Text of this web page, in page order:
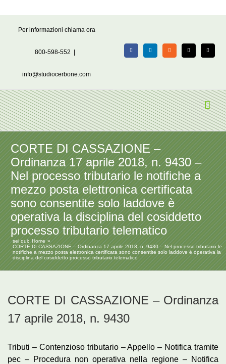
Per informazioni chiama ora
800-598-552
info@studiocerbone.com
FacebookLinkedIn Rss X Email
CORTE DI CASSAZIONE –
Ordinanza 17 aprile 2018, n. 9430 –
Nel processo tributario le notifiche a
mezzo posta elettronica certificata
sono consentite solo laddove è
operativa la disciplina del cosiddetto
processo tributario telematico
sei qui: Home
CORTE DI CASSAZIONE – Ordinanza 17 aprile 2018, n. 9430 – Nel processo tributario le
notifiche a mezzo posta elettronica certificata sono consentite solo laddove è operativa la
disciplina del cosiddetto processo tributario telematico
CORTE DI CASSAZIONE – Ordinanza
17 aprile 2018, n. 9430
Tributi – Contenzioso tributario – Appello – Notifica tramite
pec – Procedura non operativa nella regione – Notifica